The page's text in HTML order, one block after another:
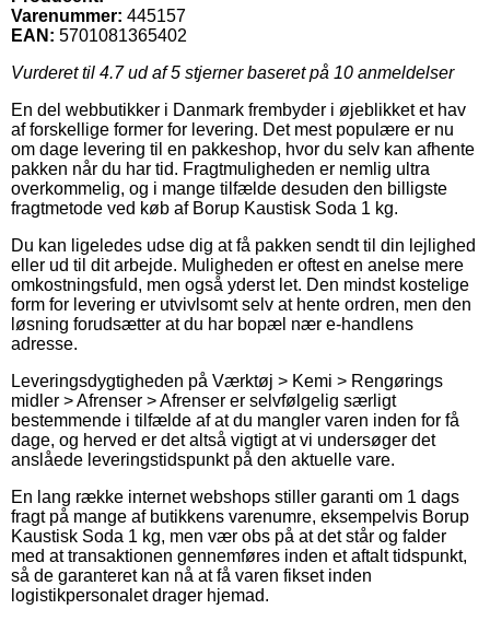
Varenummer: 445157
EAN: 5701081365402
Vurderet til 4.7ud af 5 stjerner baseret på 10 anmeldelser
En del webbutikker i Danmark frembyder i øjeblikket et hav
af forskellige former for levering. Det mest populære er nu
om dage levering til en pakkeshop, hvor du selv kan afhente
pakken når du har tid. Fragtmuligheden er nemlig ultra
overkommelig, og i mange tilfælde desuden den billigste
fragtmetode ved køb af Borup Kaustisk Soda 1 kg.
Du kan ligeledes udse dig at få pakken sendt til din lejlighed
eller ud til dit arbejde. Muligheden er oftest en anelse mere
omkostningsfuld, men også yderst let. Den mindst kostelige
form for levering er utvivlsomt selv at hente ordren, men den
løsning forudsætter at du har bopæl nær e-handlens
adresse.
Leveringsdygtigheden på Værktøj > Kemi > Rengørings
midler > Afrenser > Afrenser er selvfølgelig særligt
bestemmende i tilfælde af at du mangler varen inden for få
dage, og herved er det altså vigtigt at vi undersøger det
anslåede leveringstidspunkt på den aktuelle vare.
En lang række internet webshops stiller garanti om 1 dags
fragt på mange af butikkens varenumre, eksempelvis Borup
Kaustisk Soda 1 kg, men vær obs på at det står og falder
med at transaktionen gennemføres inden et aftalt tidspunkt,
så de garanteret kan nå at få varen fikset inden
logistikpersonalet drager hjemad.